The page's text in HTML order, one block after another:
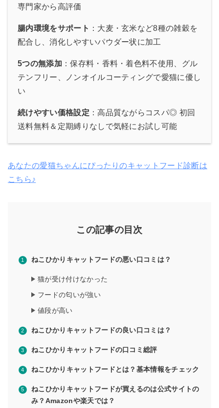
専門家から高評価
腸内環境をサポート ：大麦・玄米など8種の雑穀を
配合し、消化しやすいパウダー状に加工
5つの無添加 ：保存料・香料・着色料不使用、グル
テンフリー、ノンオイルコーティングで愛猫に優し
い
続けやすい価格設定 ：高品質ながらコスパ◎ 初回
送料無料＆定期縛りなしで気軽にお試し可能
あなたの愛猫ちゃんにぴったりのキャットフード診断は
こちら♪
この記事の目次
ねこひかりキャットフードの悪い口コミは？
猫が受け付けなかった
フードの匂いが強い
値段が高い
ねこひかりキャットフードの良い口コミは？
ねこひかりキャットフードの口コミ総評
ねこひかりキャットフードとは？基本情報をチェック
ねこひかりキャットフードが買えるのは公式サイトの
み？Amazonや楽天では？